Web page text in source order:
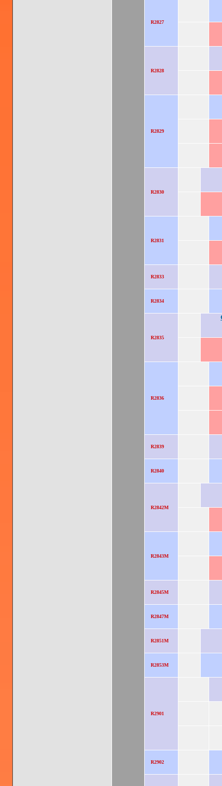
R2827
R2828
R2829
R2830
R2831
R2833
R2834
R2835
R2836
R2839
R2840
R2842M
R2843M
R2845M
R2847M
R2851M
R2853M
R2901
R2902